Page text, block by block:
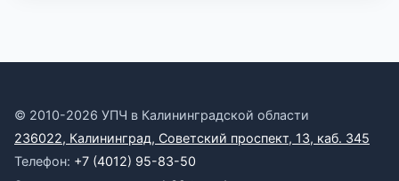
© 2010-2026 УПЧ в Калининградской области
236022, Калининград, Советский проспект, 13, каб. 345
Телефон: +7 (4012) 95-83-50